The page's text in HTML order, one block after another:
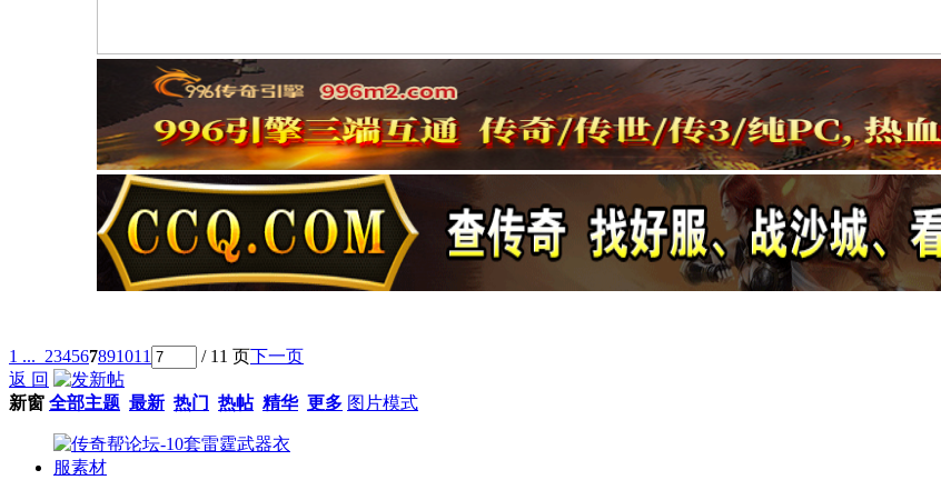
1 ... 234567891011 / 11 页下一页
返 回
新窗 全部主题 最新 热门 热帖 精华 更多 图片模式